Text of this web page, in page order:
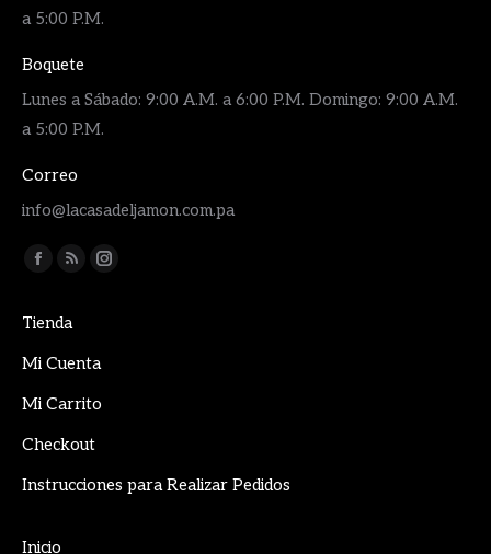
a 5:00 P.M.
Boquete
Lunes a Sábado: 9:00 A.M. a 6:00 P.M. Domingo: 9:00 A.M.
a 5:00 P.M.
Correo
info@lacasadeljamon.com.pa
Encuéntranos en:
Facebook
opens
in
window
Rss
opens
in
window
Instagram
Tienda
Mi Cuenta
Mi Carrito
Checkout
Instrucciones para Realizar Pedidos
Inicio